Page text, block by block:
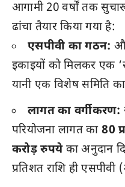
आगामी 20 वर्षों तक
ढांचा तैयार किया गया है:
एसपीवी का गठन:
इकाइयों को मिलकर एक
यानी एक विशेष समिति
लागत का वर्गीकरण:
परियोजना लागत का80
करोड़ रुपयेका अनुदान
प्रतिशत राशि ही एसपीवी